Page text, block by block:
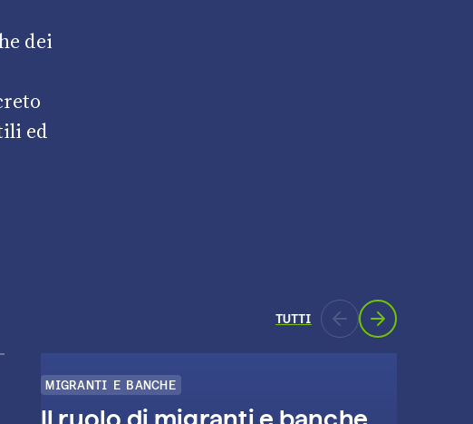
dei
ed
TUTTI
MIGRANTI E BANCHE